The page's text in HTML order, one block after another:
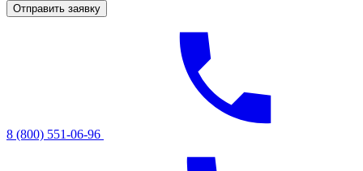
Отправить заявку
8 (800) 551-06-96